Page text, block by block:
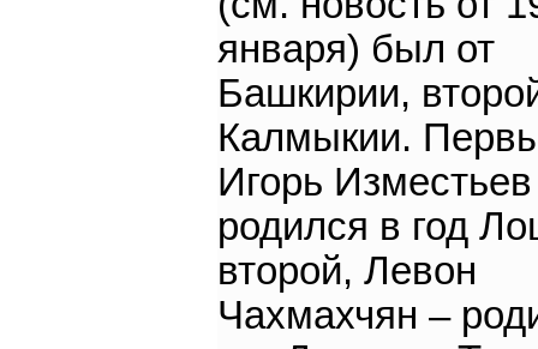
января) был от
Башкирии,
Калмыкии.
Игорь
родился в год
второй, Левон
Чахмахчян –